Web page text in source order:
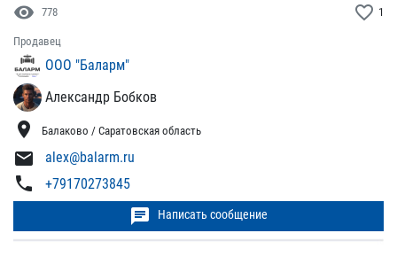
visibility 778 favorite_border 1
Продавец
ООО "Баларм"
Александр Бобков
location_on Балаково / Саратовская область
mail alex@balarm.ru
phone +79170273845
chat Написать сообщение